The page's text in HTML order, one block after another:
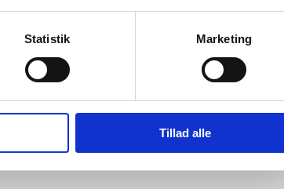
Statistik Marketing
Tillad alle